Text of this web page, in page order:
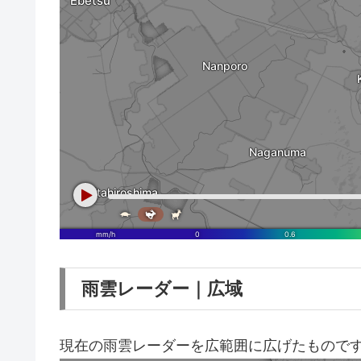
雨雲レーダー｜広域
現在の雨雲レーダーを広範囲に広げたもので